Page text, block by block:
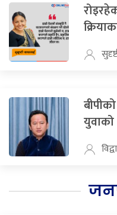
युवाको